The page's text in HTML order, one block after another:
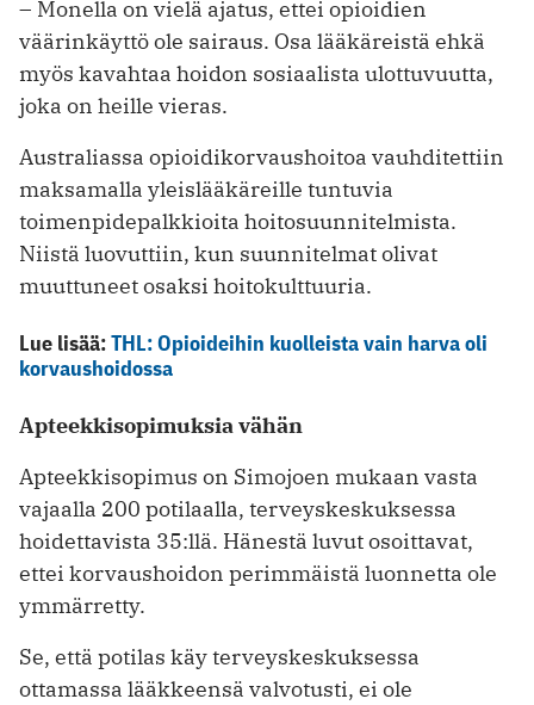
– Monella on vielä ajatus, ettei opioidien
väärinkäyttö ole sairaus. Osa lääkäreistä ehkä
myös kavahtaa hoidon so­siaalista ulottuvuutta,
joka on heille vieras.
Australiassa opioidikorvaushoitoa vauhditettiin
maksamalla yleislääkäreille tuntuvia
toimenpidepalkkioita hoitosuunnitelmista.
Niistä luovuttiin, kun suunnitelmat olivat
muuttuneet osaksi hoitokulttuuria.
Lue lisää:THL: Opioideihin kuolleista vain harva oli
korvaushoidossa
Apteekkisopimuksia vähän
Apteekkisopimus on Simojoen mukaan vasta
vajaalla 200 potilaalla, terveyskeskuksessa
hoidettavista 35:llä. Hänestä luvut osoittavat,
ettei korvaushoidon perimmäistä luonnetta ole
ymmärretty.
Se, että potilas käy terveyskeskuksessa
ottamassa lääkkeensä valvotusti, ei ole